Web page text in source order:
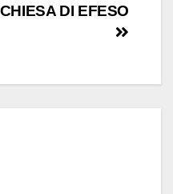
CHIESA DI EFESO